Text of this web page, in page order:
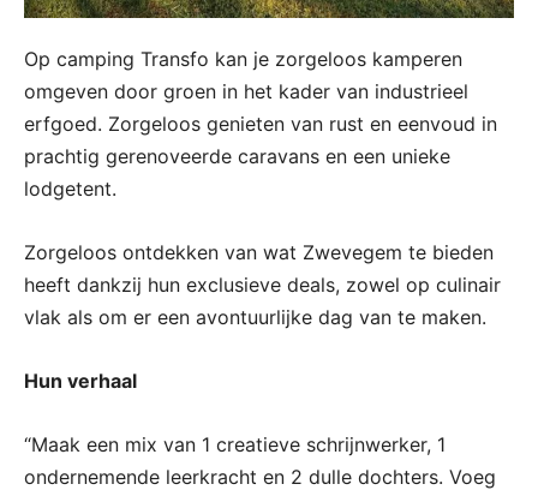
Op camping Transfo kan je zorgeloos kamperen
omgeven door groen in het kader van industrieel
erfgoed. Zorgeloos genieten van rust en eenvoud in
prachtig gerenoveerde caravans en een unieke
lodgetent.
Zorgeloos ontdekken van wat Zwevegem te bieden
heeft dankzij hun exclusieve deals, zowel op culinair
vlak als om er een avontuurlijke dag van te maken.
Hun verhaal
“Maak een mix van 1 creatieve schrijnwerker, 1
ondernemende leerkracht en 2 dulle dochters. Voeg